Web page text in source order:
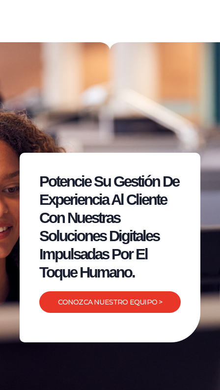
Potencie Su Gestión De
Experiencia Al Cliente
Con Nuestras
Soluciones Digitales
Impulsadas Por El
Toque Humano.
CONOZCA NUESTRO EQUIPO >